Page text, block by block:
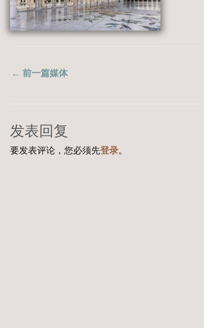
← 前一篇媒体
发表回复
要发表评论，您必须先登录。